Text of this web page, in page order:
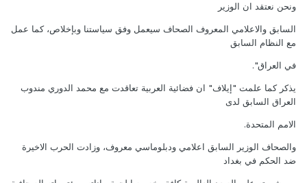
ونحن نعتقد ان الوزير
السابق والاعلامي المعروف الصحاف سيعمل وفق سياستنا وبإخلاص، كما عمل
مع النظام السابق
في العراق".
يذكر كما علمت "إيلاف" ان فضائية العربية تعاقدت مع محمد الدوري مندوب
العراق السابق لدى
الامم المتحدة.
والصحاف الوزير السابق اعلامي ودبلوماسي معروف، وزادت الحرب الاخيرة
ضد الحكم في بغداد